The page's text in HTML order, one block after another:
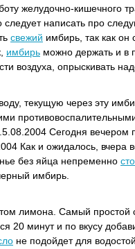
желудочно-кишечного
написать про
свежий имбирь, так как
имбирь можно держать и в
воздуха, опрыскивать
текущую через эту
Сегодня вечером
Как и ожидалось,
без яйца непременно
имбирь.
лимона. Самый простой
20 минут и по вкусу
не подойдет для